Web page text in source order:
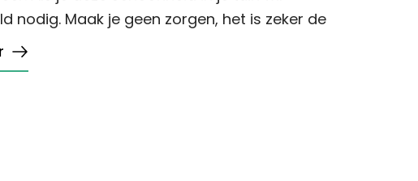
nodig. Maak je geen zorgen, het is zeker de